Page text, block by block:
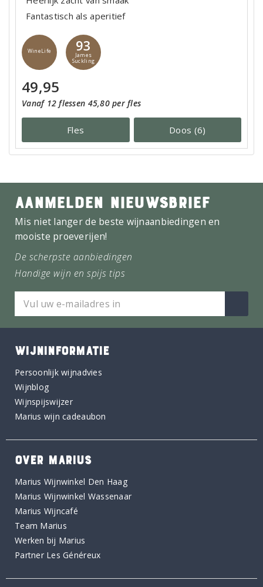
Fantastisch als aperitief
WineLife 93
James
Suckling
49,95
Vanaf 12 flessen 45,80 per fles
Fles Doos (6)
AANMELDEN NIEUWSBRIEF
Mis niet langer de beste wijnaanbiedingen en
mooiste proeverijen!
De scherpste aanbiedingen
Handige wijn en spijs tips
WIJNINFORMATIE
Persoonlijk wijnadvies
Wijnblog
Wijnspijswijzer
Marius wijn cadeaubon
OVER MARIUS
Marius Wijnwinkel Den Haag
Marius Wijnwinkel Wassenaar
Marius Wijncafé
Team Marius
Werken bij Marius
Partner Les Généreux